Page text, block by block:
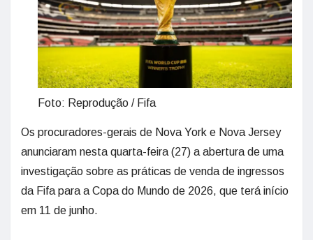
Foto: Reprodução / Fifa
Os procuradores-gerais de Nova York e Nova Jersey
anunciaram nesta quarta-feira (27) a abertura de uma
investigação sobre as práticas de venda de ingressos
da Fifa para a Copa do Mundo de 2026, que terá início
em 11 de junho.